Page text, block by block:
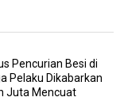
Pencurian Besi di
Pelaku Dikabarkan
Juta Mencuat